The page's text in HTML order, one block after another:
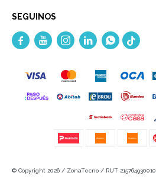
SEGUINOS
    
© Copyright 2026 / ZonaTecno / RUT 215764930010